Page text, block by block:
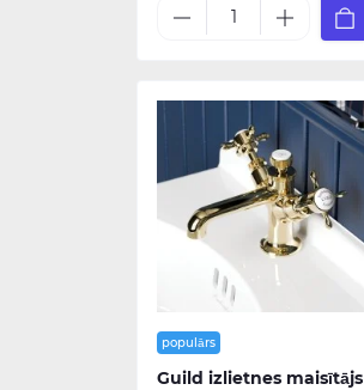
populārs
Guild izlietnes maisītājs